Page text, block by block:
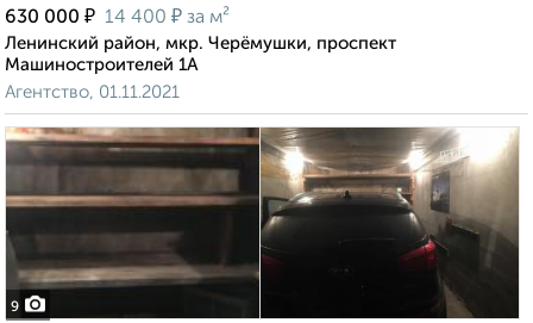
630 000 ₽ 14 400 ₽ за м²
Ленинский район, мкр. Черёмушки, проспект
Машиностроителей 1А
Агентство, 01.11.2021
9